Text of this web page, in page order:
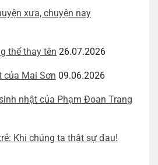
xưa, chuyện nay
thể thay tên 26.07.2026
của Mai Sơn 09.06.2026
nhật của Phạm Đoan Trang
Khi chúng ta thật sự đau!